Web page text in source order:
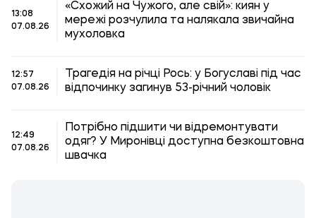
13:08
07.08.26
«Схожий на Чужого, але свій»: киян у
мережі розчулила та налякала звичайна
мухоловка
12:57
07.08.26
Трагедія на річці Рось: у Богуславі під час
відпочинку загинув 53-річний чоловік
12:49
07.08.26
Потрібно підшити чи відремонтувати
одяг? У Миронівці доступна безкоштовна
швачка